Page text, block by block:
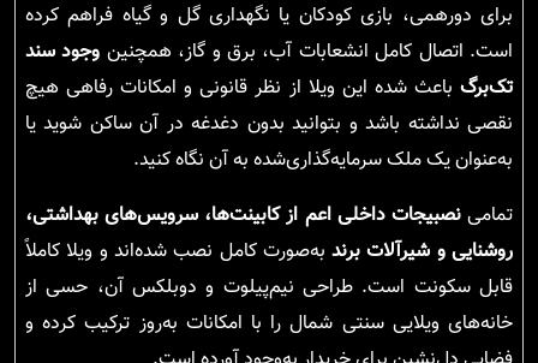
برای دورهمی، بازی کودکان یا نگهداری گل و گیاه فراهم کرده
است. اتصال کامل انشعابات آب، برق و گاز، همچنین وجود سند
تک‌برگ باعث شده این ویلا از نظر قانونی و امکانات رفاهی هیچ
نقصی نداشته باشد و بتوانید بدون دغدغه در آن ساکن شوید یا
به‌عنوان یک ملک سرمایه‌گذاری‌شده به آن نگاه کنید.
تمامینصبیجات داخلی اعم از کابینت‌ها، سرویس‌های بهداشتی،
روشنایی و شیرآلات برندبه‌صورت کامل نصب شده‌اند و ویلا کاملاً
قابل سکونت است. طراحی نیم‌پیلوت و دوبلکس آن، حسی از
خانه‌های ویلایی سنتی شمال را با امکانات به‌روز ترکیب کرده و